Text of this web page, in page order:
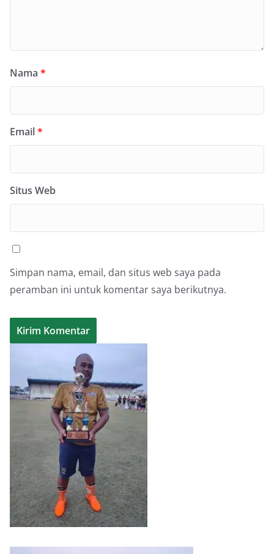
Nama *
Email*
Situs Web
Simpan nama, email, dan situs web saya pada
peramban ini untuk komentar saya berikutnya.